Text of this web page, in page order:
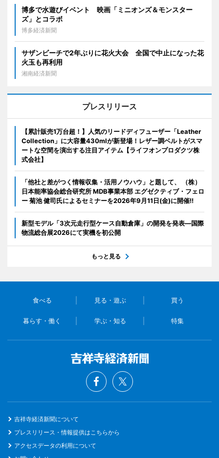
博多で水遊びイベント 映画「ミニオンズ＆モンスター
ズ」とコラボ
博多経済新聞
サザンビーチで2年ぶりに花火大会 全国で中止になった花
火玉も再利用
湘南経済新聞
プレスリリース
【累計販売1万台超！】人気のリードディフューザー「Leather
Collection」に大容量430mlが新登場！レザー調ベルトがスマ
ートな空間を演出する注目アイテム【ライフオンプロダクツ株
式会社】
「他社と差がつく情報収集・活用ノウハウ」と題して、 （株）
日本能率協会総合研究所 MDB事業本部 エグゼクティブ・フェロ
ー 菊池 健司氏によるセミナーを2026年9月11日(金)に開催!!
新型モデル「3次元走行型ケース自動倉庫」の開発を発表―国際
物流総合展2026にて実機を初公開
もっと見る
食べる 見る・遊ぶ 買う
暮らす・働く 学ぶ・知る 特集
吉祥寺経済新聞について
プレスリリース・情報提供はこちらから
アクセスデータの利用について